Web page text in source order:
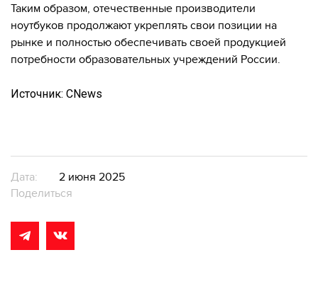
Таким образом, отечественные производители
ноутбуков продолжают укреплять свои позиции на
рынке и полностью обеспечивать своей продукцией
потребности образовательных учреждений России.
Источник: CNews
Дата:
2 июня 2025
Поделиться